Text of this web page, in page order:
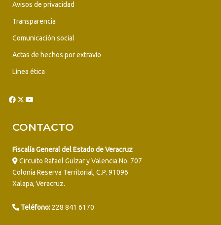
Avisos de privacidad
Transparencia
Comunicación social
Actas de hechos por extravío
Línea ética
CONTACTO
Fiscalía General del Estado de Veracruz
Circuito Rafael Guízar y Valencia No. 707
Colonia Reserva Territorial, C.P. 91096
Xalapa, Veracruz.
Teléfono: 228 841 6170